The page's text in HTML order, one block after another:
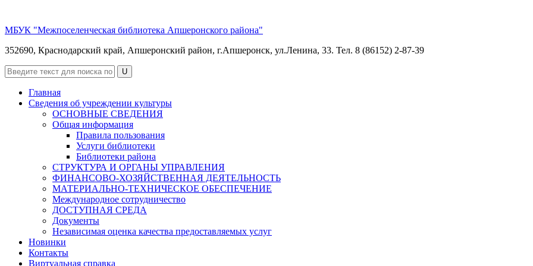
МБУК "Межпоселенческая библиотека Апшеронского района"
352690, Краснодарский край, Апшеронский район, г.Апшеронск, ул.Ленина, 33. Тел. 8 (86152) 2-87-39
Главная
Сведения об учреждении культуры
ОСНОВНЫЕ СВЕДЕНИЯ
Общая информация
Правила пользования
Услуги библиотеки
Библиотеки района
СТРУКТУРА И ОРГАНЫ УПРАВЛЕНИЯ
ФИНАНСОВО-ХОЗЯЙСТВЕННАЯ ДЕЯТЕЛЬНОСТЬ
МАТЕРИАЛЬНО-ТЕХНИЧЕСКОЕ ОБЕСПЕЧЕНИЕ
Международное сотрудничество
ДОСТУПНАЯ СРЕДА
Документы
Независимая оценка качества предоставляемых услуг
Новинки
Контакты
Виртуальная справка